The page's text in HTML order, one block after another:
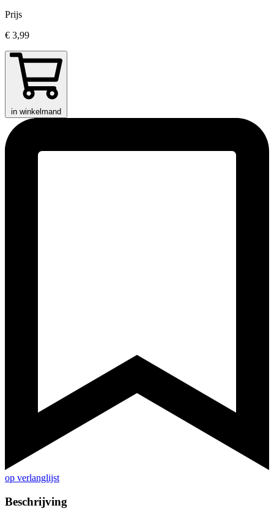
Prijs
€ 3,99
in winkelmand
op verlanglijst
Beschrijving